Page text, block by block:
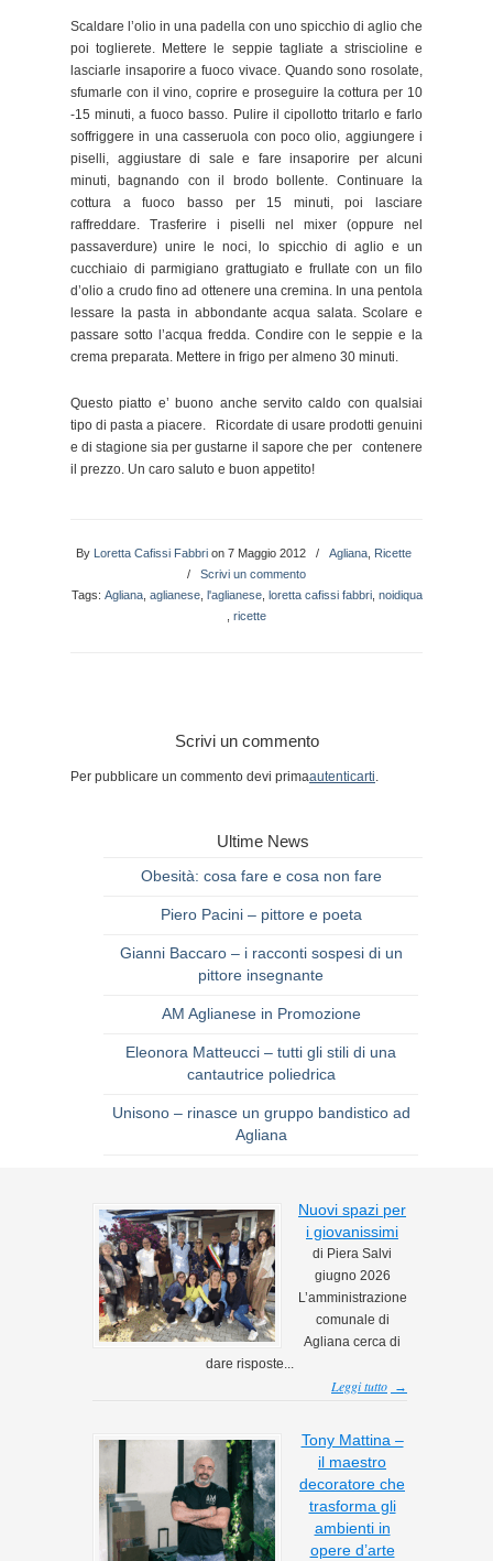
Scaldare l’olio in una padella con uno spicchio di aglio che
poi toglierete. Mettere le seppie tagliate a striscioline e
lasciarle insaporire a fuoco vivace. Quando sono rosolate,
sfumarle con il vino, coprire e proseguire la cottura per 10
-15 minuti, a fuoco basso. Pulire il cipollotto tritarlo e farlo
soffriggere in una casseruola con poco olio, aggiungere i
piselli, aggiustare di sale e fare insaporire per alcuni
minuti, bagnando con il brodo bollente. Continuare la
cottura a fuoco basso per 15 minuti, poi lasciare
raffreddare. Trasferire i piselli nel mixer (oppure nel
passaverdure) unire le noci, lo spicchio di aglio e un
cucchiaio di parmigiano grattugiato e frullate con un filo
d’olio a crudo fino ad ottenere una cremina. In una pentola
lessare la pasta in abbondante acqua salata. Scolare e
passare sotto l’acqua fredda. Condire con le seppie e la
crema preparata. Mettere in frigo per almeno 30 minuti.
Questo piatto e’ buono anche servito caldo con qualsiai
tipo di pasta a piacere. Ricordate di usare prodotti genuini
e di stagione sia per gustarne il sapore che per contenere
il prezzo. Un caro saluto e buon appetito!
By Loretta Cafissi Fabbrion 7 Maggio 2012 / Agliana, Ricette
/ Scrivi un commento
Tags: Agliana, aglianese, l'aglianese, loretta cafissi fabbri, noidiqua
ricette
Scrivi un commento
Per pubblicare un commento devi primaautenticarti.
Ultime News
Obesità: cosa fare e cosa non fare
Piero Pacini – pittore e poeta
Gianni Baccaro – i racconti sospesi di un
pittore insegnante
AM Aglianese in Promozione
Eleonora Matteucci – tutti gli stili di una
cantautrice poliedrica
Unisono – rinasce un gruppo bandistico ad
Agliana
Nuovi spazi per
i giovanissimi
di Piera Salvi
giugno 2026
L’amministrazione
comunale di
Agliana cerca di
dare risposte...
Leggi tutto →
Tony Mattina –
il maestro
decoratore che
trasforma gli
ambienti in
opere d’arte